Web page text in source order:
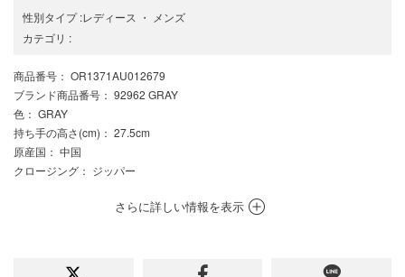
性別タイプ:レディース ・
メンズ
カテゴリ :
商品番号 ： OR1371AU012679
ブランド商品番号 ： 92962 GRAY
色 ： GRAY
持ち手の高さ(cm) ： 27.5cm
原産国 ： 中国
クロージング ： ジッパー
さらに詳しい情報を表示